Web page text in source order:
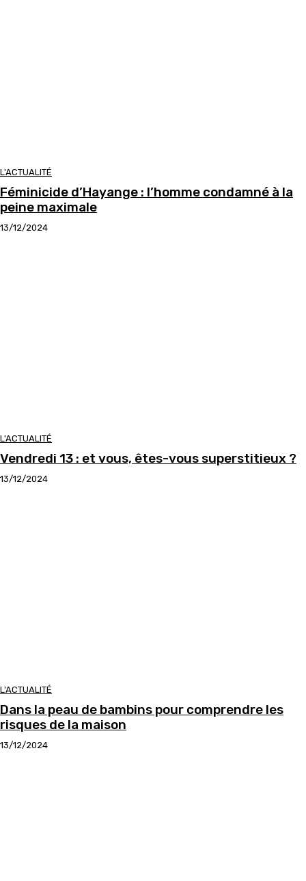
L'ACTUALITÉ
Féminicide d’Hayange : l’homme condamné à la
peine maximale
13/12/2024
L'ACTUALITÉ
Vendredi 13 : et vous, êtes-vous superstitieux ?
13/12/2024
L'ACTUALITÉ
Dans la peau de bambins pour comprendre les
risques de la maison
13/12/2024